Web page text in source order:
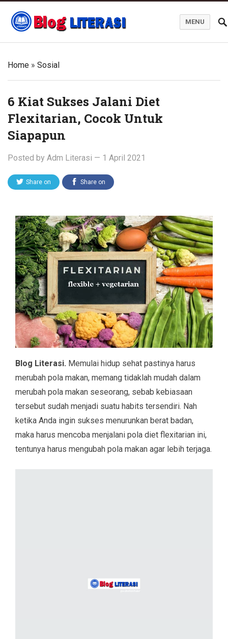
MENU
Home » Sosial
6 Kiat Sukses Jalani Diet
Flexitarian, Cocok Untuk
Siapapun
Posted by Adm Literasi — 1 April 2021
Share on Share on
Blog Literasi. Memulai hidup sehat pastinya harus
merubah pola makan, memang tidaklah mudah dalam
merubah pola makan seseorang, sebab kebiasaan
tersebut sudah menjadi suatu habits tersendiri. Nah
ketika Anda ingin sukses menurunkan berat badan,
maka harus mencoba menjalani pola diet flexitarian ini,
tentunya harus mengubah pola makan agar lebih terjaga.